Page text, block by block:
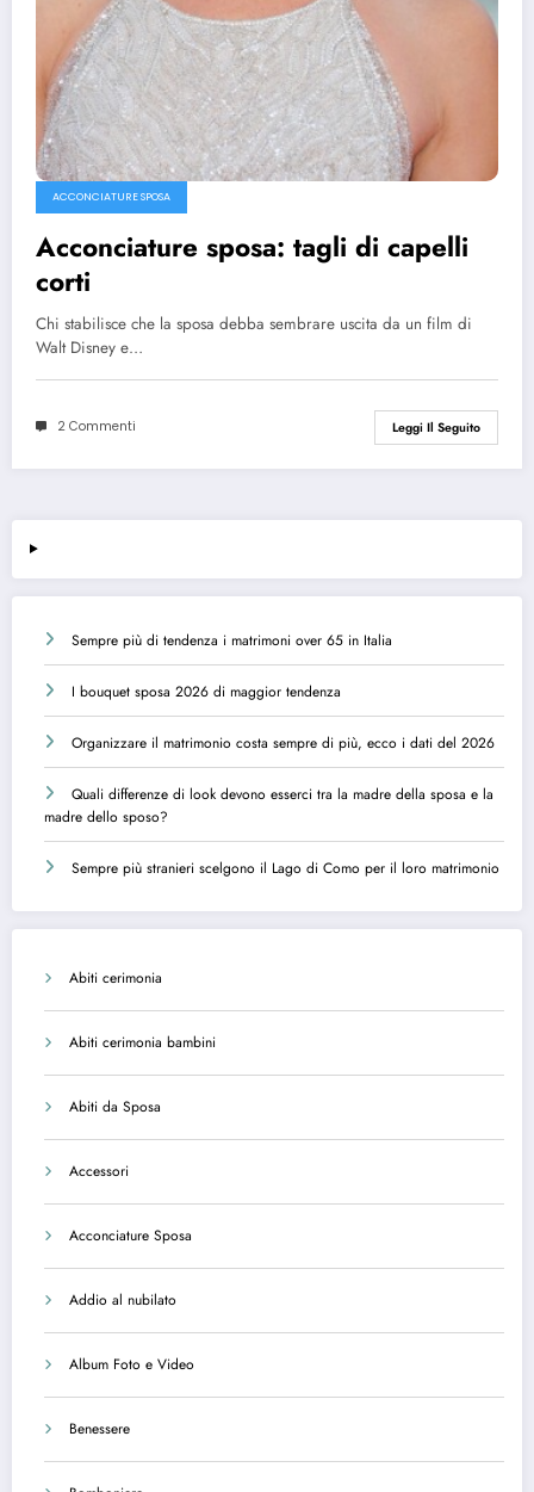
ACCONCIATURE SPOSA
Acconciature sposa: tagli di capelli
corti
Chi stabilisce che la sposa debba sembrare uscita da un film di
Walt Disney e…
2 Commenti Leggi Il Seguito
Sempre più di tendenza i matrimoni over 65 in Italia
I bouquet sposa 2026 di maggior tendenza
Organizzare il matrimonio costa sempre di più, ecco i dati del 2026
Quali differenze di look devono esserci tra la madre della sposa e la
madre dello sposo?
Sempre più stranieri scelgono il Lago di Como per il loro matrimonio
Abiti cerimonia
Abiti cerimonia bambini
Abiti da Sposa
Accessori
Acconciature Sposa
Addio al nubilato
Album Foto e Video
Benessere